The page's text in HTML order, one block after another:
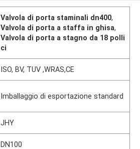
Valvola di porta staminali dn400,
Valvola di porta a staffa in ghisa,
Valvola di porta a stagno da 18 polli
ci
ISO, BV, TUV ,WRAS,CE
Imballaggio di esportazione standard
JHY
DN100